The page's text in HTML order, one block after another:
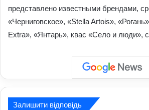
представлено известными брендами,
«Черниговское», «Stella Artois»,
Extra», «Янтарь», квас «Село и люди»,
Залишити відповідь